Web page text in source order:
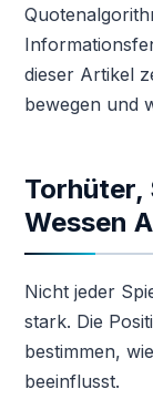
dieser Artikel
bewegen und
Torhüter,
Wessen
Nicht jeder
stark. Die
bestimmen,
beeinflusst.